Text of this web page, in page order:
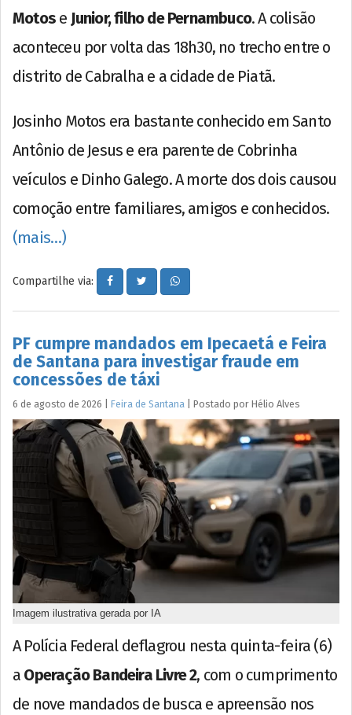
Motos e Junior, filho de Pernambuco. A colisão
aconteceu por volta das 18h30, no trecho entre o
distrito de Cabralha e a cidade de Piatã.
Josinho Motos era bastante conhecido em Santo
Antônio de Jesus e era parente de Cobrinha
veículos e Dinho Galego. A morte dos dois causou
comoção entre familiares, amigos e conhecidos.
(mais…)
Compartilhe via:
PF cumpre mandados em Ipecaetá e Feira
de Santana para investigar fraude em
concessões de táxi
6 de agosto de 2026 Feira de Santana Postado por Hélio Alves
Imagem ilustrativa gerada por IA
A Polícia Federal deflagrou nesta quinta-feira (6)
a Operação Bandeira Livre 2, com o cumprimento
de nove mandados de busca e apreensão nos